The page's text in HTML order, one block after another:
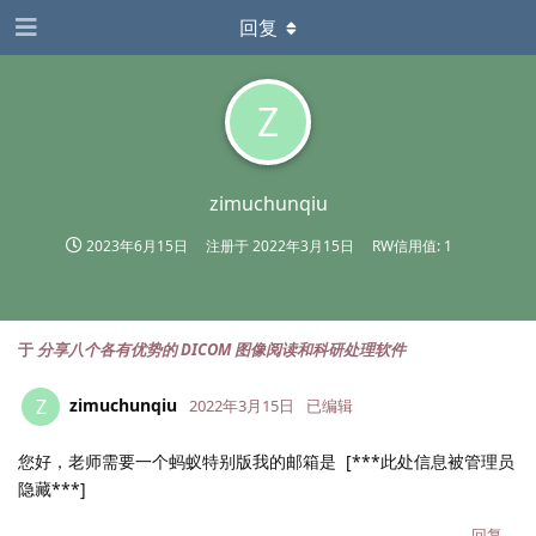
Z
zimuchunqiu
2023年6月15日 注册于2022年3月15日 RW信用值: 1
回复
于 分享八个各有优势的 DICOM 图像阅读和科研处理软件
Z zimuchunqiu 2022年3月15日 已编辑
您好，老师需要一个蚂蚁特别版我的邮箱是 [***此处信息被管理员
隐藏***]